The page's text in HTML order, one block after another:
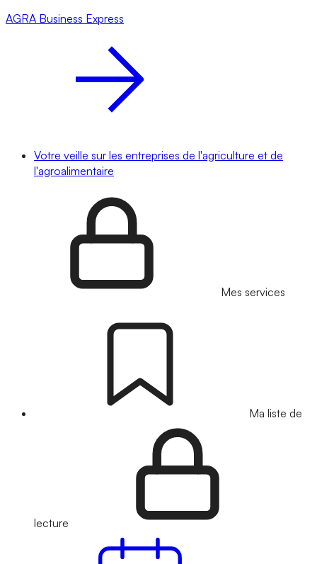
AGRA Business Express
Votre veille sur les entreprises de l'agriculture et de
l'agroalimentaire
Mes services
Ma liste de
lecture